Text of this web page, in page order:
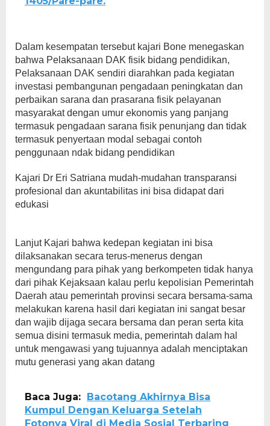
Dalam kesempatan tersebut kajari Bone menegaskan
bahwa Pelaksanaan DAK fisik bidang pendidikan,
Pelaksanaan DAK sendiri diarahkan pada kegiatan
investasi pembangunan pengadaan peningkatan dan
perbaikan sarana dan prasarana fisik pelayanan
masyarakat dengan umur ekonomis yang panjang
termasuk pengadaan sarana fisik penunjang dan tidak
termasuk penyertaan modal sebagai contoh
penggunaan ndak bidang pendidikan
Kajari Dr Eri Satriana mudah-mudahan transparansi
profesional dan akuntabilitas ini bisa didapat dari
edukasi
Lanjut Kajari bahwa kedepan kegiatan ini bisa
dilaksanakan secara terus-menerus dengan
mengundang para pihak yang berkompeten tidak hanya
dari pihak Kejaksaan kalau perlu kepolisian Pemerintah
Daerah atau pemerintah provinsi secara bersama-sama
melakukan karena hasil dari kegiatan ini sangat besar
dan wajib dijaga secara bersama dan peran serta kita
semua disini termasuk media, pemerintah dalam hal
untuk mengawasi yang tujuannya adalah menciptakan
mutu generasi yang akan datang
Baca Juga:
Bacotang Akhirnya Bisa
Kumpul Dengan Keluarga Setelah
Fotonya Viral di Media Sosial Terbaring